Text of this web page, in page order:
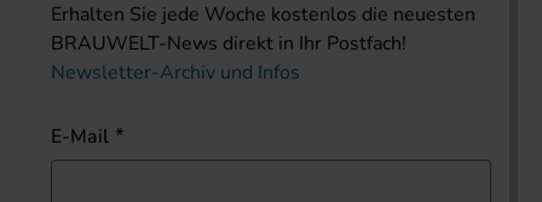
Erhalten Sie jede Woche kostenlos die neuesten
BRAUWELT-News direkt in Ihr Postfach!
Newsletter-Archiv und Infos
E-Mail